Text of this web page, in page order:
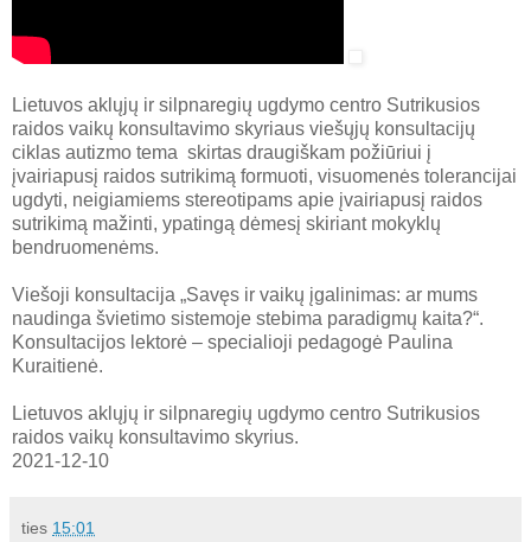
Lietuvos aklųjų ir silpnaregių ugdymo centro Sutrikusios
raidos vaikų konsultavimo skyriaus viešųjų konsultacijų
ciklas autizmo tema skirtas draugiškam požiūriui į
įvairiapusį raidos sutrikimą formuoti, visuomenės tolerancijai
ugdyti, neigiamiems stereotipams apie įvairiapusį raidos
sutrikimą mažinti, ypatingą dėmesį skiriant mokyklų
bendruomenėms.
Viešoji konsultacija „Savęs ir vaikų įgalinimas: ar mums
naudinga švietimo sistemoje stebima paradigmų kaita?“.
Konsultacijos lektorė – specialioji pedagogė Paulina
Kuraitienė.
Lietuvos aklųjų ir silpnaregių ugdymo centro Sutrikusios
raidos vaikų konsultavimo skyrius.
2021-12-10
ties 15:01